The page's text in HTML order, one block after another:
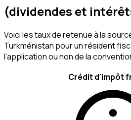
(dividendes et
Voici les taux de retenue à la
Turkménistan pour un résident
l'application ou non de la
Crédit d'impôt